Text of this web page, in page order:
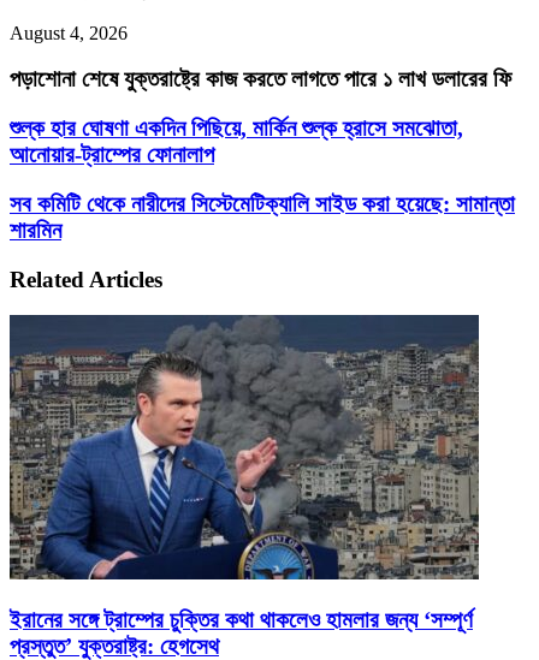
August 4, 2026
পড়াশোনা শেষে যুক্তরাষ্ট্রে কাজ করতে লাগতে পারে ১ লাখ ডলারের ফি
শুল্ক
হার
ঘোষণা
পিছিয়ে,
মার্কিন
হ্রাসে
আনোয়ার-
ফোনালাপ
শুল্ক হার ঘোষণা একদিন পিছিয়ে, মার্কিন শুল্ক হ্রাসে সমঝোতা,
আনোয়ার-ট্রাম্পের ফোনালাপ
সব
কমিটি
থেকে
সিস্টেমেটিক্যালি
হয়েছে:
সামান্তা
শারমিন
সব কমিটি থেকে নারীদের সিস্টেমেটিক্যালি সাইড করা হয়েছে: সামান্তা
শারমিন
Related Articles
ইরানের সঙ্গে ট্রাম্পের চুক্তির কথা থাকলেও হামলার জন্য ‘সম্পূর্ণ
প্রস্তুত’ যুক্তরাষ্ট্র: হেগসেথ